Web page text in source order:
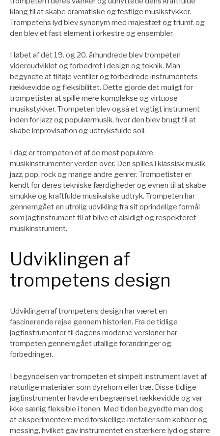
klang til at skabe dramatiske og festlige musikstykker.
Trompetens lyd blev synonym med majestæt og triumf, og
den blev et fast element i orkestre og ensembler.
I løbet af det 19. og 20. århundrede blev trompeten
videreudviklet og forbedret i design og teknik. Man
begyndte at tilføje ventiler og forbedrede instrumentets
rækkevidde og fleksibilitet. Dette gjorde det muligt for
trompetister at spille mere komplekse og virtuose
musikstykker. Trompeten blev også et vigtigt instrument
inden for jazz og populærmusik, hvor den blev brugt til at
skabe improvisation og udtryksfulde soli.
I dag er trompeten et af de mest populære
musikinstrumenter verden over. Den spilles i klassisk musik,
jazz, pop, rock og mange andre genrer. Trompetister er
kendt for deres tekniske færdigheder og evnen til at skabe
smukke og kraftfulde musikalske udtryk. Trompeten har
gennemgået en utrolig udvikling fra sit oprindelige formål
som jagtinstrument til at blive et alsidigt og respekteret
musikinstrument.
Udviklingen af
trompetens design
Udviklingen af trompetens design har været en
fascinerende rejse gennem historien. Fra de tidlige
jagtinstrumenter til dagens moderne versioner har
trompeten gennemgået utallige forandringer og
forbedringer.
I begyndelsen var trompeten et simpelt instrument lavet af
naturlige materialer som dyrehorn eller træ. Disse tidlige
jagtinstrumenter havde en begrænset rækkevidde og var
ikke særlig fleksible i tonen. Med tiden begyndte man dog
at eksperimentere med forskellige metaller som kobber og
messing, hvilket gav instrumentet en stærkere lyd og større